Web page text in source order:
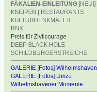
FÄKALIEN-EINLEITUNG [NEU!]
KNEIPEN | RESTAURANTS
KULTURDENKMÄLER
RNK
Preis für Zivilcourage
DEEP BLACK HOLE
SCHILDBÜRGERSTREICHE
GALERIE [Fotos] Wilhelmshaven
GALERIE [Fotos] Umzu
Wilhelmshavener Momente